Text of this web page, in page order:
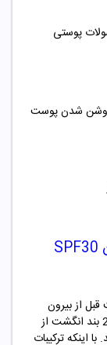
پوستی
روشن شدن پوست
صورت و گردن SPF30
از بیرون
رفتن و قرارگیری در معرض نور خورشید به اندازه 2.5 بند انگشت از
اینکه ترکیبات